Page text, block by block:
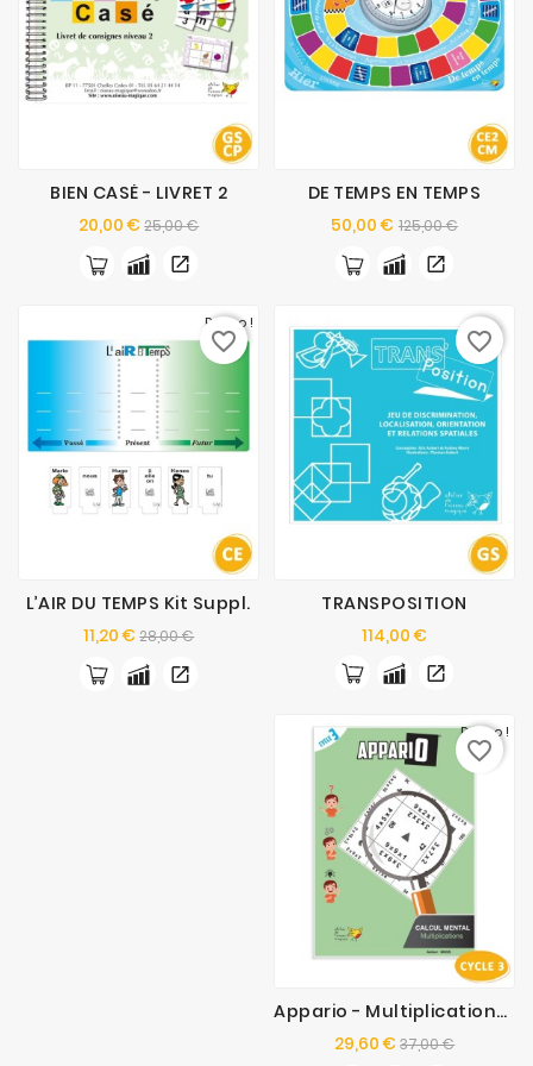
BIEN CASÉ - LIVRET 2
20,00 €Prix
de
base
25,00 €Prix
DE TEMPS EN TEMPS
50,00 € Prix
de
base
125,00 €Prix
Promo !
L’AIR DU TEMPS Kit Suppl.
11,20 €Prix
base
28,00 €Prix
favorite_border
TRANSPOSITION
114,00 €Prix
favorite_border
Promo !
Appario - Multiplications - Cycle 3
29,60 €Prix
37,00 €Prix
favorite_border